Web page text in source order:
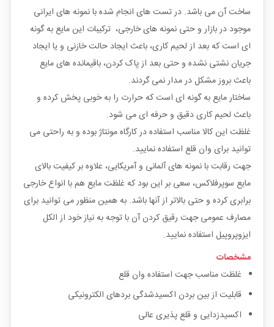
ساخت آن می باشد. در تست های انجام شده با نمونه های ایرانی
موجود در بازار و حتی نمونه های خارجی، ترکیبات این مایع به گونه
ای است که بعد از لحیم کاری، باعث ایجاد حالت خازنی و یا ایجاد
جریان نشتی نشده و حتی بعد از پاک کردن، باقیمانده های مایع
باعث بروز مشکل در مدار نمی گردند.
ساختار مایع به گونه ای است که حرارت را به خوبی پخش کرده و
باعث لحیم کاری دقیق و حرفه ای می شود.
غلظت این کالا مناسب استفاده در کارگاه مونتاژ بوده و به راحتی می
توانید برای وان قلع استفاده نمایید.
جهت رقابت با نمونه های آلمانی و آمریکایی، علاوه بر کیفیت بالای
مایع سوپرفلاکس، سعی بر این بود که غلظت مایع هم با انواع خارجی
برابری کرده و حتی بالاتر از آنها باشد. به همین منظور می توانید برای
مصارف عمومی جهت رقیق کردن آن با توجه به نیاز خود از الکل
ایزوپروپیل استفاده نمایید.
مشخصات
غلظت مناسب جهت استفاده وان قلع
قابلیت از بین بردن اکسیدشدگی بردهای الکترونیکی
اکسیدزدایی و قلع پذیری عالی